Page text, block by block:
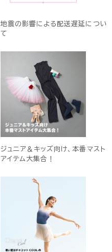
地震の影響による配送遅延につい
て
ジュニア＆キッズ向け、本番マスト
アイテム大集合！